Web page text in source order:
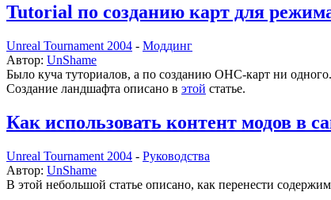
Tutorial по созданию карт для
Unreal Tournament 2004 - Моддинг
Автор: UnShame
Было куча туториалов, а по созданию ОНС-карт ни
Создание ландшафта описано в этой статье.
Как использовать контент модов в
Unreal Tournament 2004 - Руководства
Автор: UnShame
В этой небольшой статье описано, как перенести